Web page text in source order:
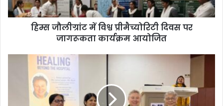
हिम्स जौलीग्रांट में विश्व प्रीमैच्योरिटी दिवस पर
जागरूकता कार्यक्रम आयोजित